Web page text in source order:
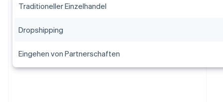
Traditioneller Einzelhandel
Dropshipping
Eingehen von Partnerschaften